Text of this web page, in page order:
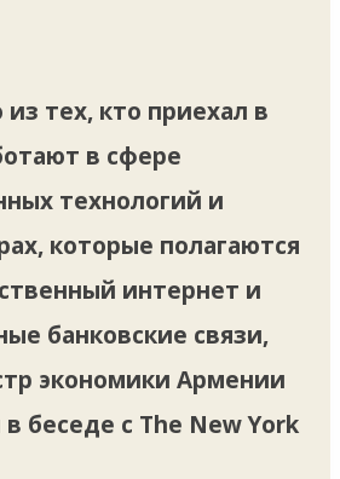
тех, кто приехал в
в сфере
технологий и
которые полагаются
интернет и
банковские связи,
экономики Армении
беседе с The New York